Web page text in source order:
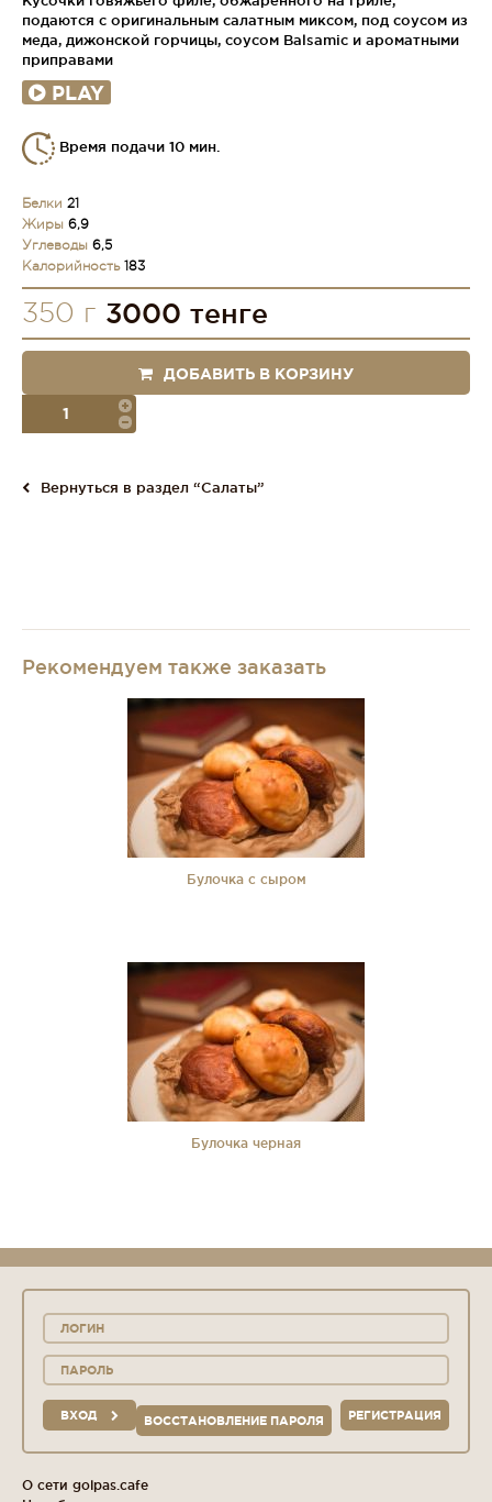
подаются с оригинальным салатным миксом, под соусом из
меда, дижонской горчицы, соусом Balsamic и ароматными
приправами
PLAY
Время подачи 10 мин.
Белки 21
Жиры 6,9
Углеводы 6,5
Калорийность 183
350 г 3000 тенге
ДОБАВИТЬ В КОРЗИНУ
Вернуться в раздел “Салаты”
Рекомендуем также заказать
Булочка с сыром
Булочка черная
ВХОД РЕГИСТРАЦИЯ
ВОССТАНОВЛЕНИЕ ПАРОЛЯ
О сети golpas.cafe